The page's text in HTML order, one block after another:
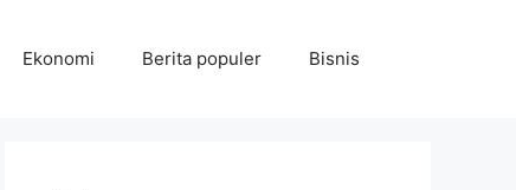
Ekonomi Berita populer Bisnis